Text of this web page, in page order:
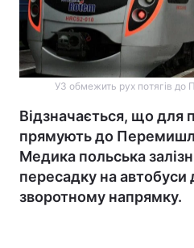
УЗ обмежить рух потягів
Відзначається, що для
прямують до
Медика польська
пересадку на
зворотному напрямку.